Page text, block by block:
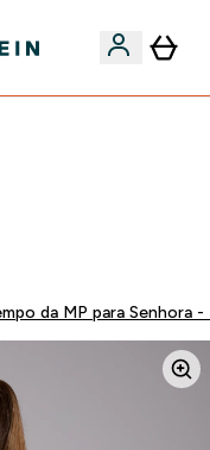
da MP para Senhora -